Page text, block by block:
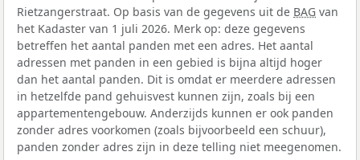
Rietzangerstraat. Op basis van de gegevens uit de BAG van
het Kadaster van 1 juli 2026. Merk op: deze gegevens
betreffen het aantal panden met een adres. Het aantal
adressen met panden in een gebied is bijna altijd hoger
dan het aantal panden. Dit is omdat er meerdere adressen
in hetzelfde pand gehuisvest kunnen zijn, zoals bij een
appartementengebouw. Anderzijds kunnen er ook panden
zonder adres voorkomen (zoals bijvoorbeeld een schuur),
panden zonder adres zijn in deze telling niet meegenomen.